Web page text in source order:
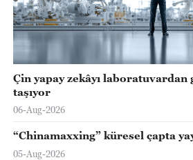
Çin yapay zekâyı laboratuvardan
taşıyor
06-Aug-2026
“Chinamaxxing” küresel çapta
05-Aug-2026